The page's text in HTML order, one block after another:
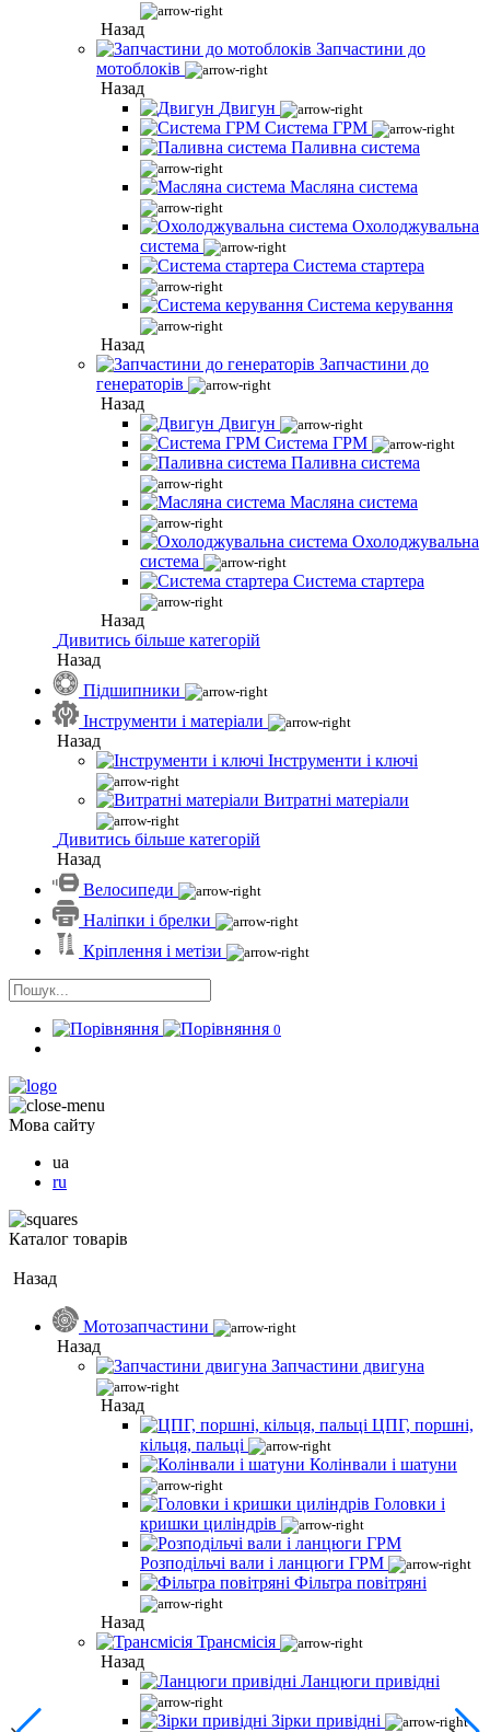
Назад
Запчастини до
мотоблоків
Назад
Двигун
Система ГРМ
Паливна система
Масляна система
Охолоджувальна
система
Система стартера
Система керування
Назад
Запчастини до
генераторів
Назад
Двигун
Система ГРМ
Паливна система
Масляна система
Охолоджувальна
система
Система стартера
Назад
Дивитись більше категорій
Назад
Підшипники
Інструменти і матеріали
Назад
Інструменти і ключі
Витратні матеріали
Дивитись більше категорій
Назад
Велосипеди
Наліпки і брелки
Кріплення і метізи
0
Мова сайту
ua
ru
Каталог товарів
Назад
Мотозапчастини
Назад
Запчастини двигуна
Назад
ЦПГ, поршні,
кільця, пальці
Колінвали і шатуни
Головки і
кришки циліндрів
Розподільчі вали і ланцюги ГРМ
Фільтра повітряні
Назад
Трансмісія
Назад
Ланцюги привідні
Зірки привідні